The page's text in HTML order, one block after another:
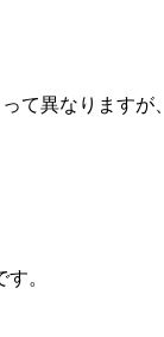
て異なります
。